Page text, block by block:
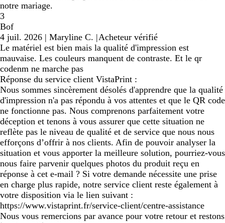
notre mariage.
3
Bof
4 juil. 2026 | Maryline C. |Acheteur vérifié
Le matériel est bien mais la qualité d'impression est
mauvaise. Les couleurs manquent de contraste. Et le qr
codenm ne marche pas
Réponse du service client VistaPrint :
Nous sommes sincèrement désolés d'apprendre que la qualité
d'impression n'a pas répondu à vos attentes et que le QR code
ne fonctionne pas. Nous comprenons parfaitement votre
déception et tenons à vous assurer que cette situation ne
reflète pas le niveau de qualité et de service que nous nous
efforçons d’offrir à nos clients. Afin de pouvoir analyser la
situation et vous apporter la meilleure solution, pourriez-vous
nous faire parvenir quelques photos du produit reçu en
réponse à cet e-mail ? Si votre demande nécessite une prise
en charge plus rapide, notre service client reste également à
votre disposition via le lien suivant :
https://www.vistaprint.fr/service-client/centre-assistance
Nous vous remercions par avance pour votre retour et restons